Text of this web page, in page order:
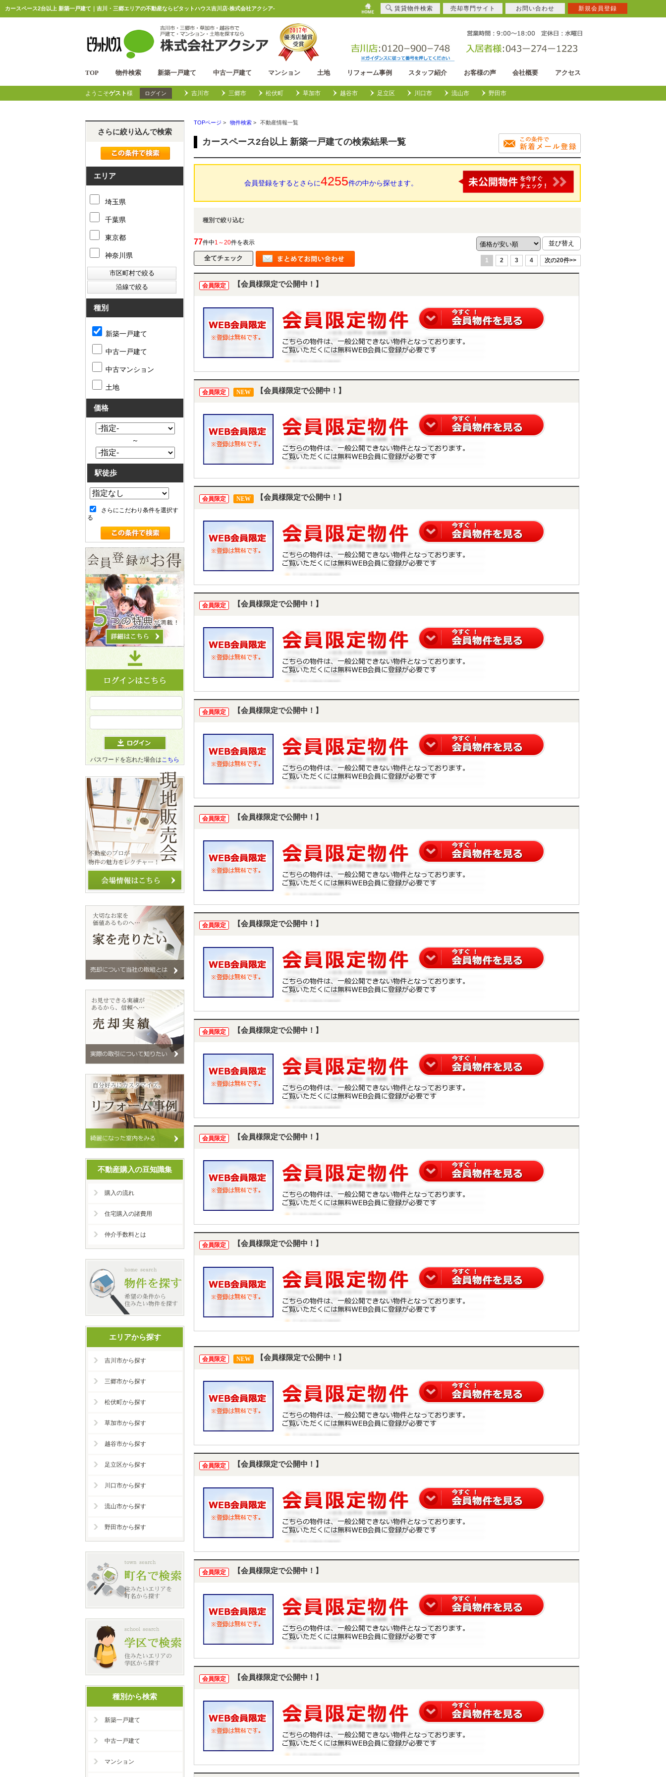
カースペース2台以上 新築一戸建て｜吉川・三郷エリアの不動産ならピタットハウス吉川店-株式会社アクシア-
TOP 物件検索 新築一戸建て 中古一戸建て マンション 土地 リフォーム事例 スタッフ紹介 お客様の声 会社概要 アクセス
ようこそゲスト様 ログイン 吉川市 三郷市 松伏町 草加市 越谷市 足立区 川口市 流山市 野田市
TOPページ > 物件検索 > 不動産情報一覧
カースペース2台以上 新築一戸建ての検索結果一覧
会員登録をするとさらに4255件の中から探せます。
種別で絞り込む
77件中1～20件を表示
1 2 3 4 次の20件>>
会員限定 【会員様限定で公開中！】
会員限定 NEW 【会員様限定で公開中！】
会員限定 NEW 【会員様限定で公開中！】
会員限定 【会員様限定で公開中！】
会員限定 【会員様限定で公開中！】
会員限定 【会員様限定で公開中！】
会員限定 【会員様限定で公開中！】
会員限定 【会員様限定で公開中！】
会員限定 【会員様限定で公開中！】
会員限定 【会員様限定で公開中！】
会員限定 NEW 【会員様限定で公開中！】
会員限定 【会員様限定で公開中！】
会員限定 【会員様限定で公開中！】
会員限定 【会員様限定で公開中！】
さらに絞り込んで検索
エリア
埼玉県
千葉県
東京都
神奈川県
種別
新築一戸建て
中古一戸建て
中古マンション
土地
価格
～
駅徒歩
さらにこだわり条件を選択す
る
パスワードを忘れた場合はこちら
不動産購入の豆知識集
購入の流れ
住宅購入の諸費用
仲介手数料とは
エリアから探す
吉川市から探す
三郷市から探す
松伏町から探す
草加市から探す
越谷市から探す
足立区から探す
川口市から探す
流山市から探す
野田市から探す
種別から検索
新築一戸建て
中古一戸建て
マンション
賃貸物件検索 売却専門サイト お問い合わせ 新規会員登録